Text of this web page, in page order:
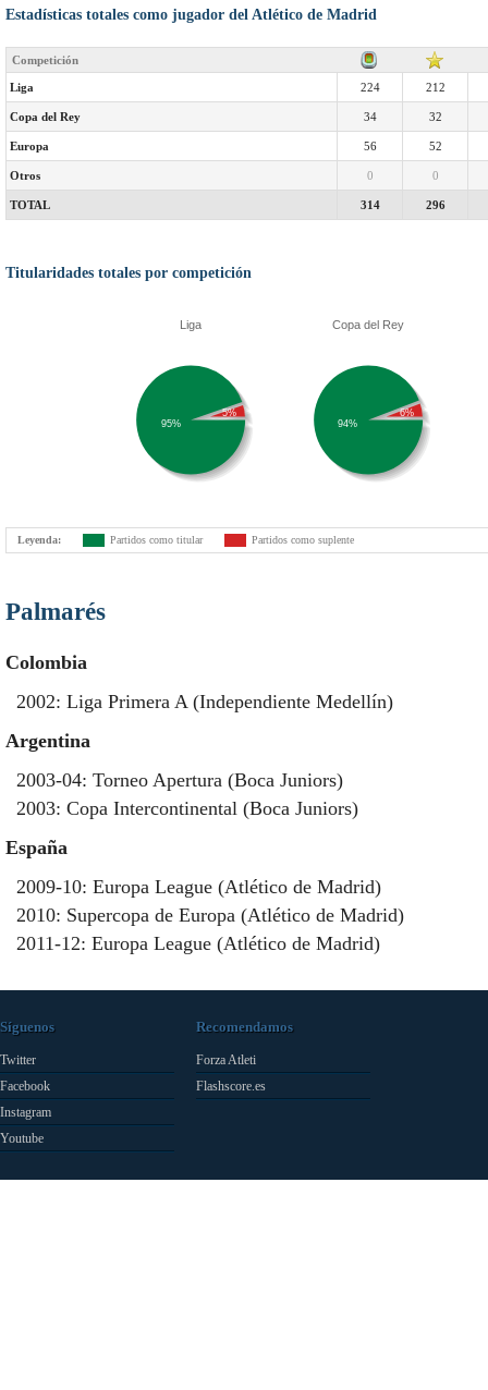
Estadísticas totales como jugador del Atlético de Madrid
Competición
Liga 224 212
Copa del Rey 34 32
Europa 56 52
Otros 0 0
TOTAL 314 296
Titularidades totales por competición
Liga
95%
5%
Copa del Rey
94%
6%
Leyenda: Partidos como titular Partidos como suplente
Palmarés
Colombia
2002: Liga Primera A (Independiente Medellín)
Argentina
2003-04: Torneo Apertura (Boca Juniors)
2003: Copa Intercontinental (Boca Juniors)
España
2009-10: Europa League (Atlético de Madrid)
2010: Supercopa de Europa (Atlético de Madrid)
2011-12: Europa League (Atlético de Madrid)
Síguenos
Twitter
Facebook
Instagram
Youtube
Recomendamos
Forza Atleti
Flashscore.es